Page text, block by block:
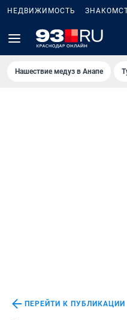
НЕДВИЖИМОСТЬ
Нашествие медуз в Анапе
ПЕРЕЙТИ К ПУБЛИКАЦИИ